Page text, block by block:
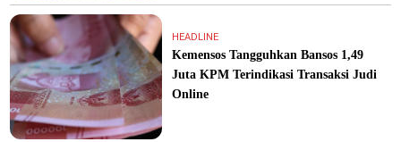
HEADLINE
Kemensos Tangguhkan Bansos 1,49
Juta KPM Terindikasi Transaksi Judi
Online